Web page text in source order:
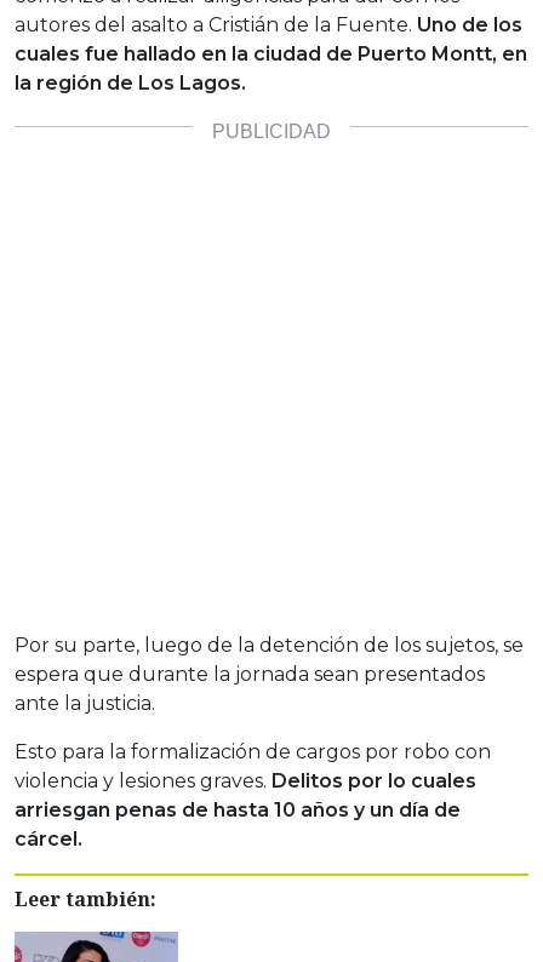
autores del asalto a Cristián de la Fuente. Uno de los
cuales fue hallado en la ciudad de Puerto Montt, en
la región de Los Lagos.
Por su parte, luego de la detención de los sujetos, se
espera que durante la jornada sean presentados
ante la justicia.
Esto para la formalización de cargos por robo con
violencia y lesiones graves. Delitos por lo cuales
arriesgan penas de hasta 10 años y un día de
cárcel.
Leer también: